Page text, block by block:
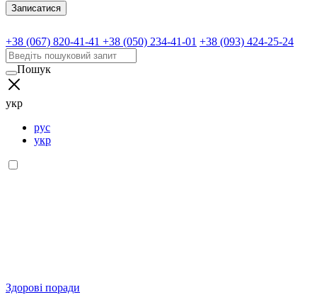
Записатися
+38 (067) 820-41-41 +38 (050) 234-41-01 +38 (093) 424-25-24
Пошук
укр
рус
укр
Здорові поради